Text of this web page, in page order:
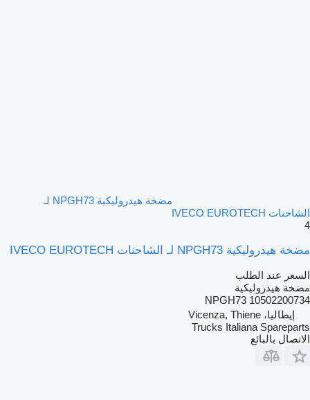
مضخة هيدروليكية NPGH73 لـ
الشاحنات IVECO EUROTECH
4
مضخة هيدروليكية NPGH73 لـ الشاحنات IVECO EUROTECH
السعر عند الطلب
مضخة هيدروليكية
NPGH73 10502200734
إيطاليا، Vicenza, Thiene
Trucks Italiana Spareparts
الاتصال بالبائع